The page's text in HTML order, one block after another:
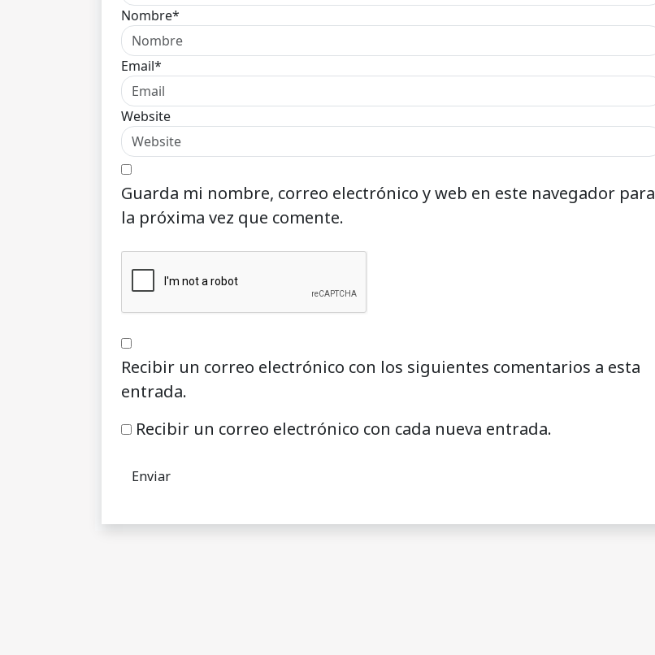
Nombre*
Email*
Website
Guarda mi nombre, correo electrónico y web en este navegador para
la próxima vez que comente.
Recibir un correo electrónico con los siguientes comentarios a esta
entrada.
Recibir un correo electrónico con cada nueva entrada.